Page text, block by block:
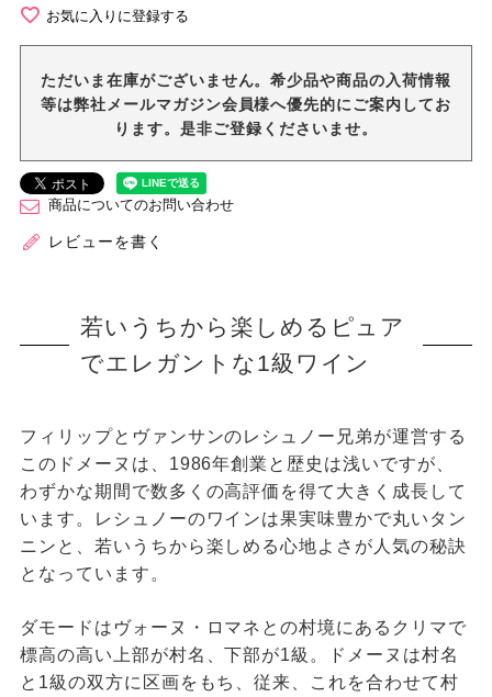
お気に入りに登録する
ただいま在庫がございません。希少品や商品の入荷情報
等は弊社メールマガジン会員様へ優先的にご案内してお
ります。是非ご登録くださいませ。
商品についてのお問い合わせ
レビューを書く
若いうちから楽しめる ピュア
でエレガントな1級ワイン
フィリップとヴァンサンのレシュノー兄弟が運営する
このドメーヌは、1986年創業と歴史は浅いですが、
わずかな期間で数多くの高評価を得て大きく成長して
います。レシュノーのワインは果実味豊かで丸いタン
ニンと、若いうちから楽しめる心地よさが人気の秘訣
となっています。
ダモードはヴォーヌ・ロマネとの村境にあるクリマで
標高の高い上部が村名、下部が1級。ドメーヌは村名
と1級の双方に区画をもち、従来、これを合わせて村